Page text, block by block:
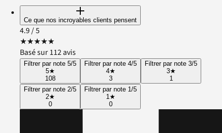
Ce que nos incroyables clients pensent
4.9/ 5
★★★★★
Basé sur 112 avis
Filtrer par note 5/5
5★
108
Filtrer par note 4/5
4★
3
Filtrer par note 3/5
3★
1
Filtrer par note 2/5
2★
0
Filtrer par note 1/5
1★
0